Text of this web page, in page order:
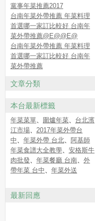
黨事年菜推薦2017
台南年菜外帶推薦 年菜料理
首選哪一家訂比較好 台南年
菜外帶推薦@E@@E@
台南年菜外帶推薦 年菜料理
首選哪一家訂比較好 台南年
菜外帶推薦
文章分類
本台最新標籤
年菜菜單、 圍爐年菜、 台北濱
江市場、 2017年菜外帶台
中、 年菜外帶 台北、 阿基師
年菜食譜大全教學、 安格斯牛
肉批發、 年菜餐廳 台南、 外
帶年菜 台中、 年菜外送
最新回應